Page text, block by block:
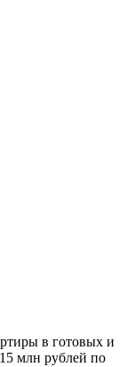
в готовых и
млн рублей по